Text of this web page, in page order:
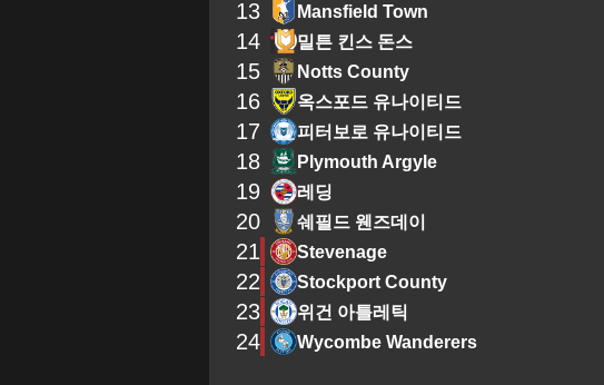
13 Mansfield Town
14 밀튼 킨스 돈스
15 Notts County
16 옥스포드 유나이티드
17 피터보로 유나이티드
18 Plymouth Argyle
19 레딩
20 쉐필드 웬즈데이
21 Stevenage
22 Stockport County
23 위건 아틀레틱
24 Wycombe Wanderers